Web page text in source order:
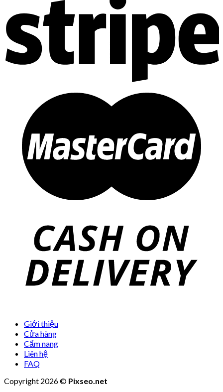
Giới thiệu
Cửa hàng
Cẩm nang
Liên hệ
FAQ
Copyright 2026 © Pixseo.net